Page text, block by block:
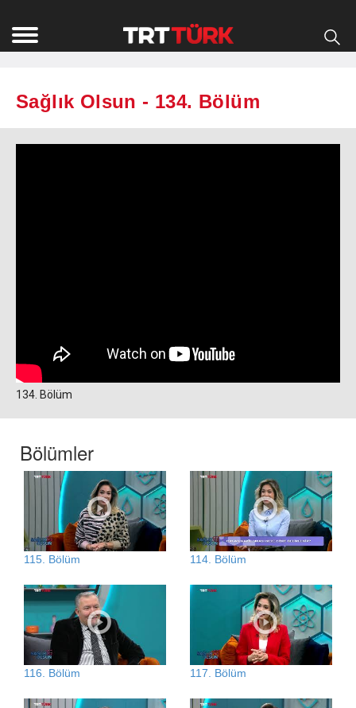
Sağlık Olsun - 134. Bölüm
134. Bölüm
Bölümler
115. Bölüm 114. Bölüm
116. Bölüm 117. Bölüm